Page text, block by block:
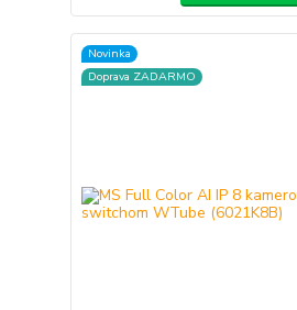
Novinka
Doprava ZADARMO